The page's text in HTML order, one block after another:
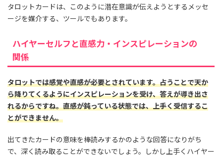
タロットカードは、このように潜在意識が伝えようとするメッセ
ージを媒介する、ツールでもあります。
ハイヤーセルフと直感力・インスピレーションの
関係
タロットでは感覚や直感が必要とされています。占うことで天か
ら降りてくるようにインスピレーションを受け、答えが導き出さ
れるからですね。直感が鈍っている状態では、上手く受信するこ
とができません。
出てきたカードの意味を棒読みするかのような回答になりがち
で、深く読み取ることができないでしょう。しかし上手くハイヤー